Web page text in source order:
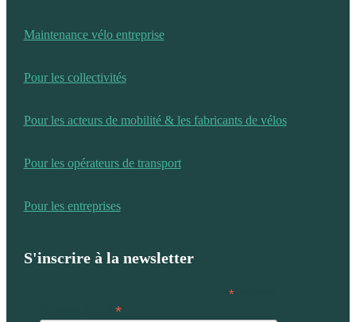
Maintenance vélo entreprise
Pour les collectivités
Pour les acteurs de mobilité & les fabricants de vélos
Pour les opérateurs de transport
Pour les entreprises
S'inscrire à la newsletter
*
*